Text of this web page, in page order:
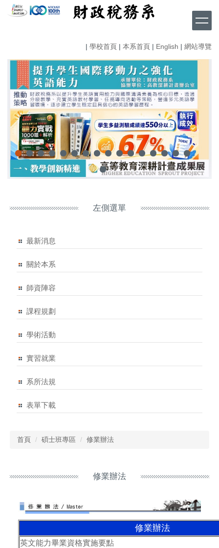
到
容
| 學校首頁 | 本系首頁 | English | 網站導覽
左側選單
最新消息
關於本系
師資陣容
課程規劃
學術活動
實習就業
系所法規
表單下載
首頁 碩士班專區 修業辦法
修業辦法
修業辦法
英文能力畢業資格實施要點